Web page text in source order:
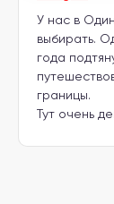
Личный
кабинет
школы
У нас в
выбирать.
года
границы.
Тут очень